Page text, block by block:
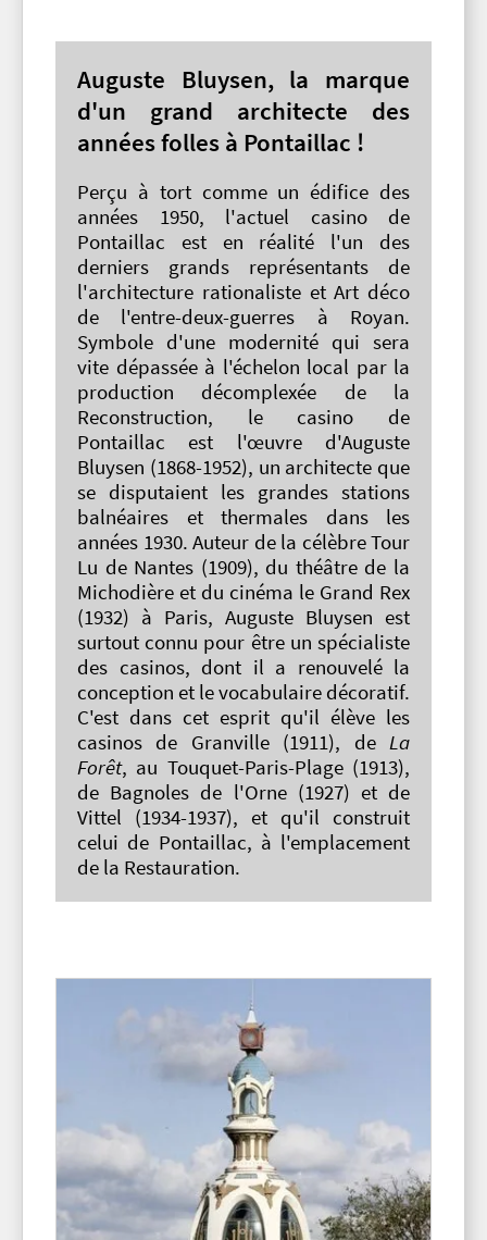
Auguste Bluysen, la marque
d'un grand architecte des
années folles à Pontaillac !
Perçu à tort comme un édifice des
années 1950, l'actuel casino de
Pontaillac est en réalité l'un des
derniers grands représentants de
l'architecture rationaliste et Art déco
de l'entre-deux-guerres à Royan.
Symbole d'une modernité qui sera
vite dépassée à l'échelon local par la
production décomplexée de la
Reconstruction, le casino de
Pontaillac est l'œuvre d'Auguste
Bluysen (1868-1952), un architecte que
se disputaient les grandes stations
balnéaires et thermales dans les
années 1930. Auteur de la célèbre Tour
Lu de Nantes (1909), du théâtre de la
Michodière et du cinéma le Grand Rex
(1932) à Paris, Auguste Bluysen est
surtout connu pour être un spécialiste
des casinos, dont il a renouvelé la
conception et le vocabulaire décoratif.
C'est dans cet esprit qu'il élève les
casinos de Granville (1911), de La
Forêt, au Touquet-Paris-Plage (1913),
de Bagnoles de l'Orne (1927) et de
Vittel (1934-1937), et qu'il construit
celui de Pontaillac, à l'emplacement
de la Restauration.